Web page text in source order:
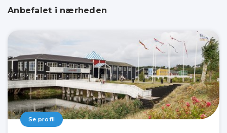
Anbefalet i nærheden
Se profil